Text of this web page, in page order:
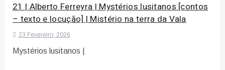
21 | Alberto Ferreyra | Mystérios lusitanos [contos
– texto e locução] | Mistério na terra da Vala
23 Fevereiro, 2026
Mystérios lusitanos |